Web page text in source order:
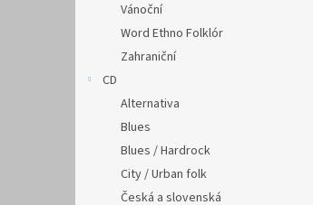
Vánoční
Word Ethno Folklór
Zahraniční
CD
Alternativa
Blues
Blues / Hardrock
City / Urban folk
Česká a slovenská